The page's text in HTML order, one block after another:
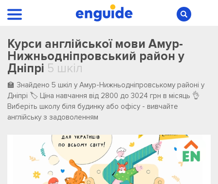
Курси англійської мови Амур-
Нижньодніпровський район у
Дніпрі 5 шкіл
🏫 Знайдено 5 шкіл у Амур-Нижньодніпровському районі у
Дніпрі 🏷️ Ціна навчання від 2800 до 3024 грн в місяць 👌
Виберіть школу біля будинку або офісу - вивчайте
англійську з задоволенням